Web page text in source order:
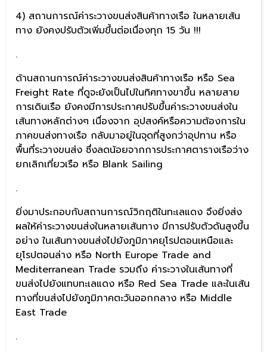
4) สถานการณ์ค่าระวางขนส่งสินค้าทางเรือ ในหลายเส้น
ทาง ยังคงปรับตัวเพิ่มขึ้นต่อเนื่องทุก 15 วัน !!!
.
ด้านสถานการณ์ค่าระวางขนส่งสินค้าทางเรือ หรือ Sea
Freight Rate ที่ดูจะยังเป็นไปในทิศทางขาขึ้น หลายสาย
การเดินเรือ ยังคงมีการประกาศปรับขึ้นค่าระวางขนส่งใน
เส้นทางหลักต่างๆ เนื่องจาก อุปสงค์หรือความต้องการใน
ภาคขนส่งทางเรือ กลับมาอยู่ในจุดที่สูงกว่าอุปทาน หรือ
พื้นที่ระวางขนส่ง ซึ่งลดน้อยจากการประกาศตารางเรือว่าง
ยกเลิกเที่ยวเรือ หรือ Blank Sailing
.
ยิ่งมาประกอบกับสถานการณ์วิกฤติในทะเลแดง จึงยิ่งส่ง
ผลให้ค่าระวางขนส่งในหลายเส้นทาง มีการปรับตัวดันสูงขึ้น
อย่าง ในเส้นทางขนส่งไปยังภูมิภาคยุโรปตอนเหนือและ
ยุโรปตอนล่าง หรือ North Europe Trade and
Mediterranean Trade รวมถึง ค่าระวางในเส้นทางที่
ขนส่งไปยังแทบทะเลแดง หรือ Red Sea Trade และในเส้น
ทางที่ขนส่งไปยังภูมิภาคตะวันออกกลาง หรือ Middle
East Trade
.